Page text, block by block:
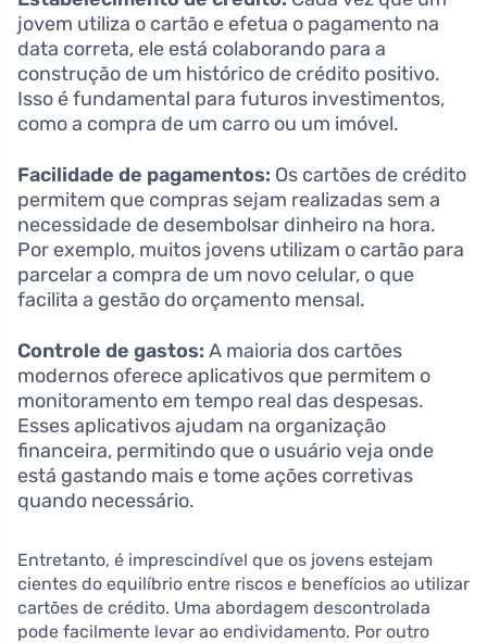
jovem utiliza o cartão e efetua o pagamento na
data correta, ele está colaborando para a
construção de um histórico de crédito positivo.
Isso é fundamental para futuros investimentos,
como a compra de um carro ou um imóvel.
Facilidade de pagamentos: Os cartões de crédito
permitem que compras sejam realizadas sem a
necessidade de desembolsar dinheiro na hora.
Por exemplo, muitos jovens utilizam o cartão para
parcelar a compra de um novo celular, o que
facilita a gestão do orçamento mensal.
Controle de gastos: A maioria dos cartões
modernos oferece aplicativos que permitem o
monitoramento em tempo real das despesas.
Esses aplicativos ajudam na organização
financeira, permitindo que o usuário veja onde
está gastando mais e tome ações corretivas
quando necessário.
Entretanto, é imprescindível que os jovens estejam
cientes do equilíbrio entre riscos e benefícios ao utilizar
cartões de crédito. Uma abordagem descontrolada
pode facilmente levar ao endividamento. Por outro